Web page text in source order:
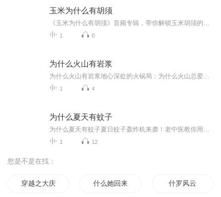
玉米为什么有胡须
1 0
为什么火山有岩浆
1 4
为什么夏天有蚊子
1 12
您是不是在找：
穿越之大庆帝国 什么她回来了 什罗风云